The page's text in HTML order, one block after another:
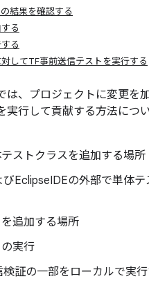
結果を確認する
る
る
してTF事前送信テストを実行する
は、プロジェクトに変更を
実行して貢献する方法につ
ストクラスを追加する場所
びEclipseIDEの外部で単体
追加する場所
実行
検証の一部をローカルで実